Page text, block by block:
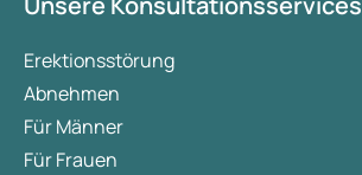
Erektionsstörung
Abnehmen
Für Männer
Für Frauen